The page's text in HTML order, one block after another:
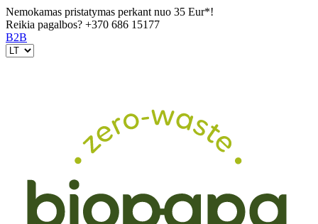
Nemokamas pristatymas perkant nuo 35 Eur*!
Reikia pagalbos? +370 686 15177
B2B